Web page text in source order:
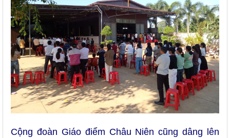
Cộng đoàn Giáo điểm Châu Niên cũng dâng lên